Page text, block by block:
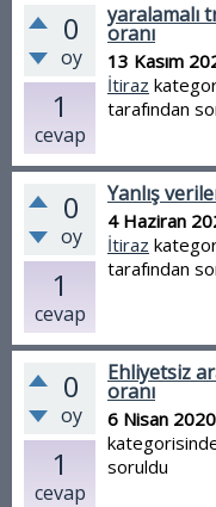
0
oy
1
cevap
yaralamalı
oranı
13 Kasım
İtiraz
tarafından
0
oy
1
cevap
Yanlış
4 Haziran
İtiraz
tarafından
0
oy
1
cevap
Ehliyetsiz
oranı
6 Nisan 2020
soruldu